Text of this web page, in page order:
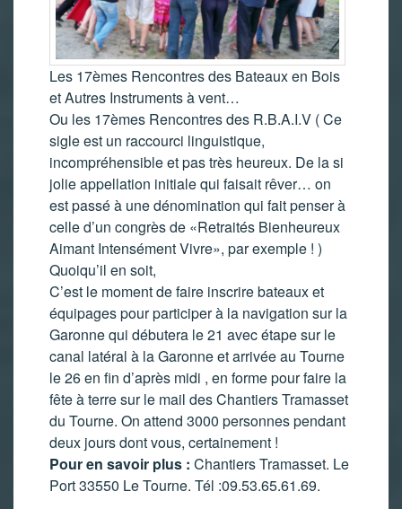
Les 17èmes Rencontres des Bateaux en Bois
et Autres Instruments à vent…
Ou les 17èmes Rencontres des R.B.A.I.V ( Ce
sigle est un raccourci linguistique,
incompréhensible et pas très heureux. De la si
jolie appellation initiale qui faisait rêver… on
est passé à une dénomination qui fait penser à
celle d’un congrès de «Retraités Bienheureux
Aimant Intensément Vivre», par exemple ! )
Quoiqu’il en soit,
C’est le moment de faire inscrire bateaux et
équipages pour participer à la navigation sur la
Garonne qui débutera le 21 avec étape sur le
canal latéral à la Garonne et arrivée au Tourne
le 26 en fin d’après midi , en forme pour faire la
fête à terre sur le mail des Chantiers Tramasset
du Tourne. On attend 3000 personnes pendant
deux jours dont vous, certainement !
Pour en savoir plus : Chantiers Tramasset. Le
Port 33550 Le Tourne. Tél :09.53.65.61.69.